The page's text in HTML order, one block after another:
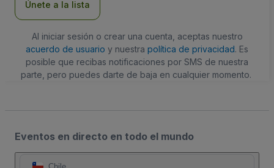
Únete a la lista
Al iniciar sesión o crear una cuenta, aceptas nuestro
acuerdo de usuario y nuestra política de privacidad. Es
posible que recibas notificaciones por SMS de nuestra
parte, pero puedes darte de baja en cualquier momento.
Eventos en directo en todo el mundo